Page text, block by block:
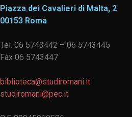
Piazza dei Cavalieri di Malta, 2
00153 Roma
Tel. 06 5743442 – 06 5743445
Fax 06 5743447
biblioteca@studiromani.it
studiromani@pec.it